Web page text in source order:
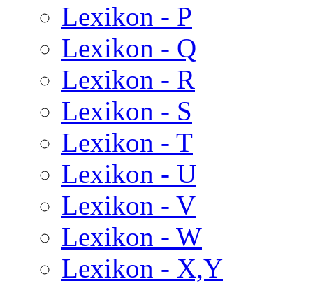
Lexikon - P
Lexikon - Q
Lexikon - R
Lexikon - S
Lexikon - T
Lexikon - U
Lexikon - V
Lexikon - W
Lexikon - X,Y